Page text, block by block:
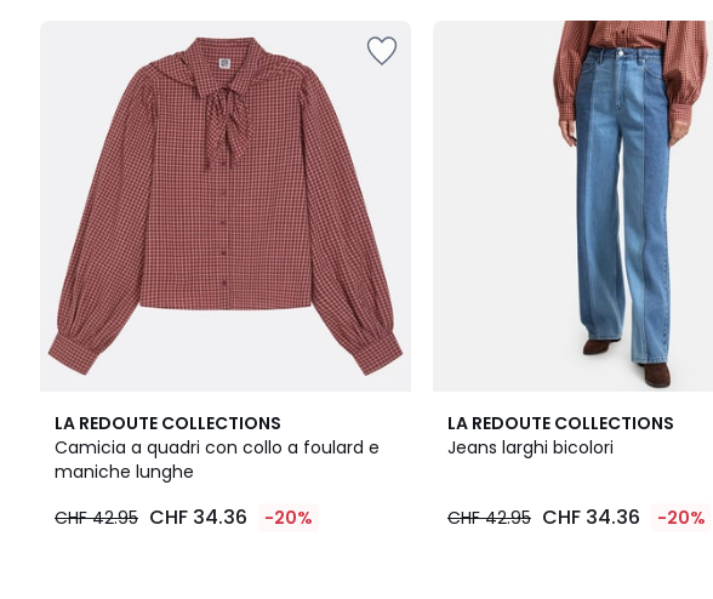
LA REDOUTE COLLECTIONS
Camicia a quadri con collo a foulard e
maniche lunghe
CHF 42.95 CHF 34.36 -20%
LA REDOUTE COLLECTIONS
Jeans larghi bicolori
CHF 42.95 CHF 34.36 -20%